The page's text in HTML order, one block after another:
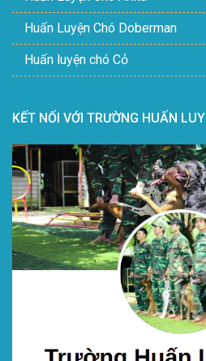
Huấn Luyện Chó Doberman
Huấn luyện chó Cỏ
KẾT NỐI VỚI TRƯỜNG HUẤN